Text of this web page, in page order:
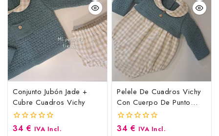
Conjunto Jubón Jade +
Cubre Cuadros Vichy
0
34 € IVA Incl.
Pelele De Cuadros Vichy
Con Cuerpo De Punto
Jade
0
34 € IVA Incl.